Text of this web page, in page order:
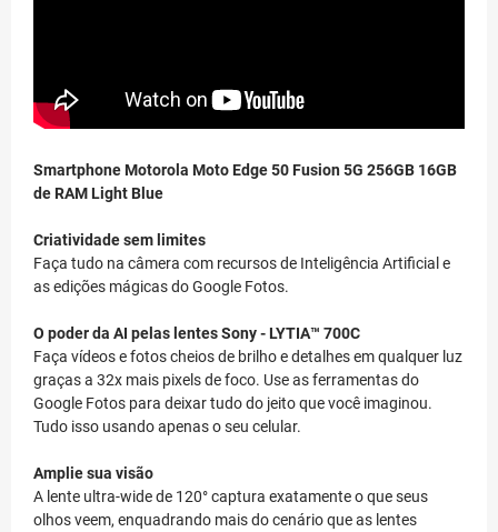
Smartphone Motorola Moto Edge 50 Fusion 5G 256GB 16GB
de RAM Light Blue
Criatividade sem limites
Faça tudo na câmera com recursos de Inteligência Artificial e
as edições mágicas do Google Fotos.
O poder da AI pelas lentes Sony - LYTIA™ 700C
Faça vídeos e fotos cheios de brilho e detalhes em qualquer luz
graças a 32x mais pixels de foco. Use as ferramentas do
Google Fotos para deixar tudo do jeito que você imaginou.
Tudo isso usando apenas o seu celular.
Amplie sua visão
A lente ultra-wide de 120° captura exatamente o que seus
olhos veem, enquadrando mais do cenário que as lentes